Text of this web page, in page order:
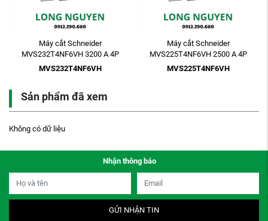
Máy cắt Schneider
MVS232T4NF6VH 3200 A 4P
ETV6G 85kA Electric Fixed
MVS232T4NF6VH
Máy cắt Schneider
MVS225T4NF6VH 2500 A 4P
ETV6G 85kA Electric Fixed
MVS225T4NF6VH
Sản phẩm đã xem
Không có dữ liệu
Nhận thông báo
GỬI NHẬN TIN